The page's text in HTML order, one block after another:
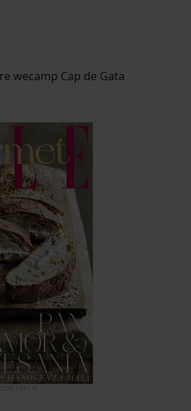
wecamp Cap de Gata